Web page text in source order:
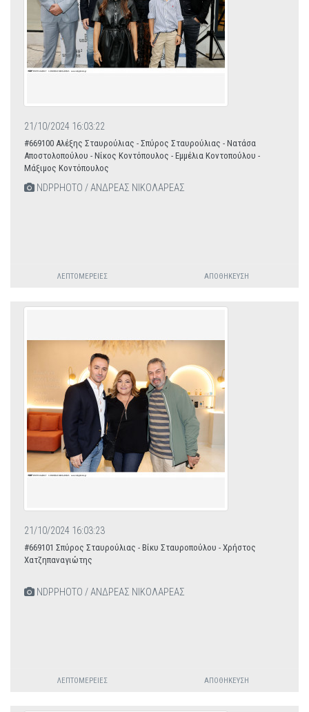
21/10/2024 16:03:22
#669100 Αλέξης Σταυρούλιας - Σπύρος Σταυρούλιας - Νατάσα
Αποστολοπούλου - Νίκος Κοντόπουλος - Εμμέλια Κοντοπούλου -
Μάξιμος Κοντόπουλος
NDPPHOTO / ΑΝΔΡΕΑΣ ΝΙΚΟΛΑΡΕΑΣ
ΛΕΠΤΟΜΈΡΕΙΕΣ ΑΠΟΘΉΚΕΥΣΗ
21/10/2024 16:03:23
#669101 Σπύρος Σταυρούλιας - Βίκυ Σταυροπούλου - Χρήστος
Χατζηπαναγιώτης
NDPPHOTO / ΑΝΔΡΕΑΣ ΝΙΚΟΛΑΡΕΑΣ
ΛΕΠΤΟΜΈΡΕΙΕΣ ΑΠΟΘΉΚΕΥΣΗ